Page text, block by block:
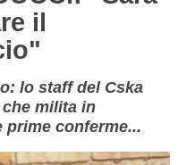
il
lo staff del Cska
milita in
prime conferme...